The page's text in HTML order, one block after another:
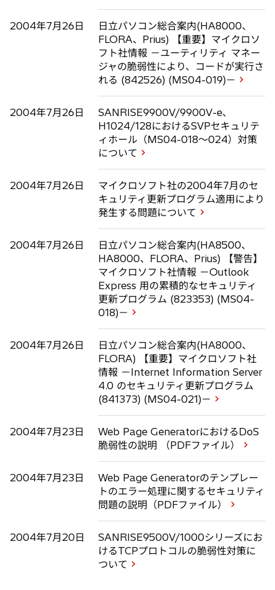
2004年7月26日
日立パソコン総合案内(HA8000、
FLORA、Prius) 【重要】マイクロソ
フト社情報 －ユーティリティ マネー
ジャの脆弱性により、コードが実行さ
れる (842526) (MS04-019)－
2004年7月26日
SANRISE9900V/9900V-e、
H1024/128におけるSVPセキュリテ
ィホール（MS04-018～024）対策
について
2004年7月26日
マイクロソフト社の2004年7月のセ
キュリティ更新プログラム適用により
発生する問題について
2004年7月26日
日立パソコン総合案内(HA8500、
HA8000、FLORA、Prius) 【警告】
マイクロソフト社情報 －Outlook
Express 用の累積的なセキュリティ
更新プログラム (823353) (MS04-
018)－
2004年7月26日
日立パソコン総合案内(HA8000、
FLORA) 【重要】マイクロソフト社
情報 －Internet Information Server
4.0 のセキュリティ更新プログラム
(841373) (MS04-021)－
2004年7月23日
Web Page GeneratorにおけるDoS
脆弱性の説明 （PDFファイル）
2004年7月23日
Web Page Generatorのテンプレー
トのエラー処理に関するセキュリティ
問題の説明（PDFファイル）
2004年7月20日
SANRISE9500V/1000シリーズにお
けるTCPプロトコルの脆弱性対策に
ついて